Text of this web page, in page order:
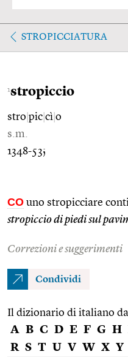
STROPICCIATURA
1stropiccio
stro pic cì o
s.m.
1348-53;
CO uno stropicciare
stropiccio di piedi sul
Correzioni e suggerimenti
Condividi
Il dizionario di italiano
A B C D E F G H
R S T U V W X Y